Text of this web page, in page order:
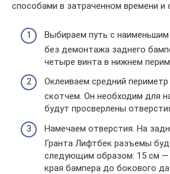
способами в затраченном времени и
Выбираем путь с
без демонтажа заднего
четыре винта в нижнем
Оклеиваем средний
скотчем. Он необходим для
будут просверлены
Намечаем отверстия. На
Гранта Лифтбек разъемы
следующим образом: 15 см —
края бампера до бокового